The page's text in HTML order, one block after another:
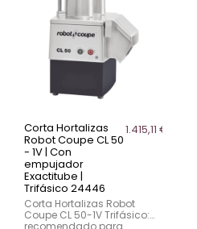
Corta Hortalizas
Robot Coupe CL 50
- 1V | Con
empujador
Exactitube |
Trifásico 24446
1.415,11 €
Corta Hortalizas Robot
Coupe CL 50-1V Trifásico:
recomendado para